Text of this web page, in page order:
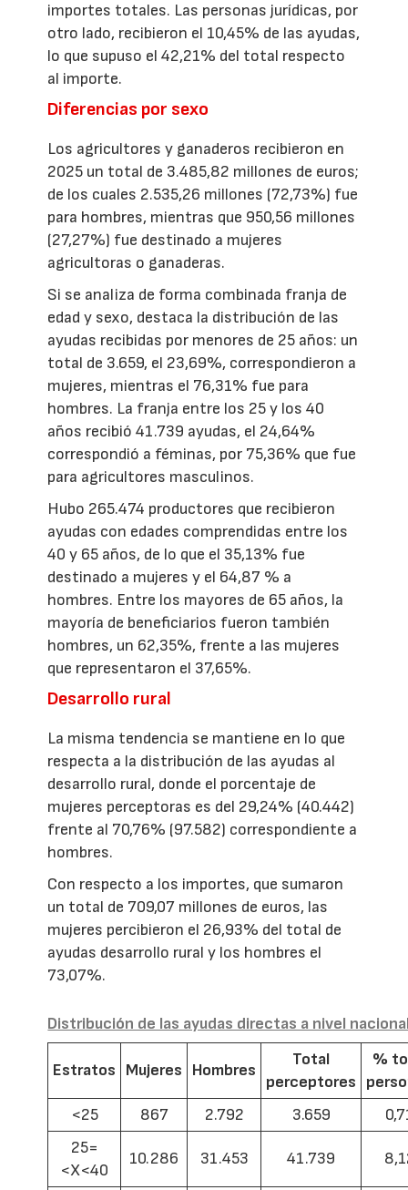
importes totales. Las personas jurídicas, por
otro lado, recibieron el 10,45% de las ayudas,
lo que supuso el 42,21% del total respecto
al importe.
Diferencias por sexo
Los agricultores y ganaderos recibieron en
2025 un total de 3.485,82 millones de euros;
de los cuales 2.535,26 millones (72,73%) fue
para hombres, mientras que 950,56 millones
(27,27%) fue destinado a mujeres
agricultoras o ganaderas.
Si se analiza de forma combinada franja de
edad y sexo, destaca la distribución de las
ayudas recibidas por menores de 25 años: un
total de 3.659, el 23,69%, correspondieron a
mujeres, mientras el 76,31% fue para
hombres. La franja entre los 25 y los 40
años recibió 41.739 ayudas, el 24,64%
correspondió a féminas, por 75,36% que fue
para agricultores masculinos.
Hubo 265.474 productores que recibieron
ayudas con edades comprendidas entre los
40 y 65 años, de lo que el 35,13% fue
destinado a mujeres y el 64,87 % a
hombres. Entre los mayores de 65 años, la
mayoría de beneficiarios fueron también
hombres, un 62,35%, frente a las mujeres
que representaron el 37,65%.
Desarrollo rural
La misma tendencia se mantiene en lo que
respecta a la distribución de las ayudas al
desarrollo rural, donde el porcentaje de
mujeres perceptoras es del 29,24% (40.442)
frente al 70,76% (97.582) correspondiente a
hombres.
Con respecto a los importes, que sumaron
un total de 709,07 millones de euros, las
mujeres percibieron el 26,93% del total de
ayudas desarrollo rural y los hombres el
73,07%.
Distribución de las ayudas directas a nivel
Estratos Mujeres Hombres
Total
perceptores
%
<25
867 2.792 3.659
25=
<X<40
10.286 31.453 41.739